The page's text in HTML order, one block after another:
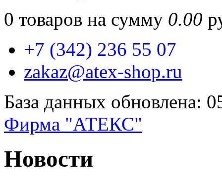
0 товаров на сумму 0.00
+7 (342) 236 55 07
zakaz@atex-shop.ru
База данных обновлена:
Фирма "АТЕКС"
Новости